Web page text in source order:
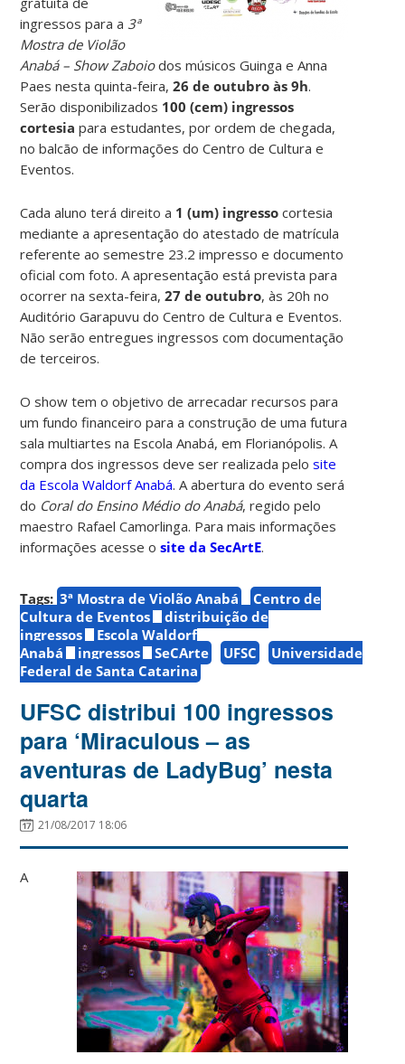
ingressos para a 3ª
Mostra de Violão
Anabá – Show Zaboiodos músicos Guinga e Anna
Paes nesta quinta-feira,26 de outubro às 9h.
Serão disponibilizados 100 (cem) ingressos
cortesia para estudantes, por ordem de chegada,
no balcão de informações do Centro de Cultura e
Eventos.
Cada aluno terá direito a 1 (um) ingresso cortesia
mediante a apresentação do atestado de matrícula
referente ao semestre 23.2 impresso e documento
oficial com foto. A apresentação está prevista para
ocorrer na sexta-feira,27 de outubro, às 20h no
Auditório Garapuvu do Centro de Cultura e Eventos.
Não serão entregues ingressos com documentação
de terceiros.
O show tem o objetivo de arrecadar recursos para
um fundo financeiro para a construção de uma futura
sala multiartes na Escola Anabá, em Florianópolis. A
compra dos ingressos deve ser realizada pelosite
da Escola Waldorf Anabá. A abertura do evento será
do Coral do Ensino Médio do Anabá, regido pelo
maestro Rafael Camorlinga. Para mais informações
informações acesse osite da SecArtE.
Tags: 3ª Mostra de Violão Anabá
Centro de
Cultura de Eventos
distribuição de
ingressos
Escola Waldorf
Anabá
ingressos SeCArte UFSC
Universidade
Federal de Santa Catarina
UFSC distribui 100 ingressos
para ‘Miraculous – as
aventuras de LadyBug’ nesta
quarta
21/08/2017 18:06
A